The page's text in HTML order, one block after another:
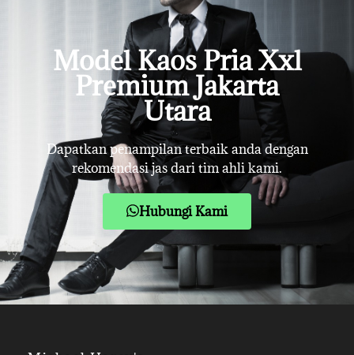
Model Kaos Pria Xxl
Premium Jakarta
Utara
Dapatkan penampilan terbaik anda dengan
rekomendasi jas dari tim ahli kami.
Hubungi Kami